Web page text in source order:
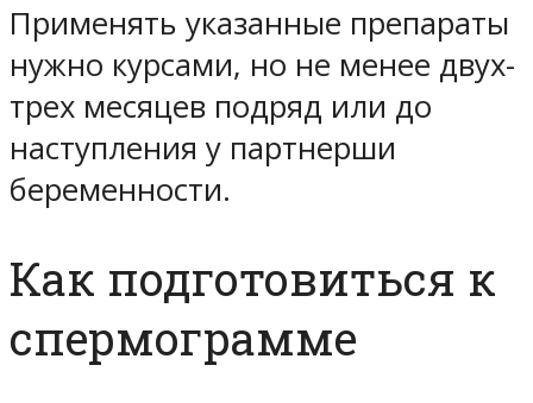
Применять указанные препараты
нужно курсами, но не менее двух-
трех месяцев подряд или до
наступления у партнерши
беременности.
Как подготовиться к
спермограмме